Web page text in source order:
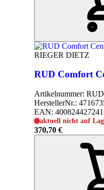
RIEGER DIETZ
RUD Comfort
Artikelnummer:
HerstellerNr.:
EAN:
aktuell nicht auf
370,70 €